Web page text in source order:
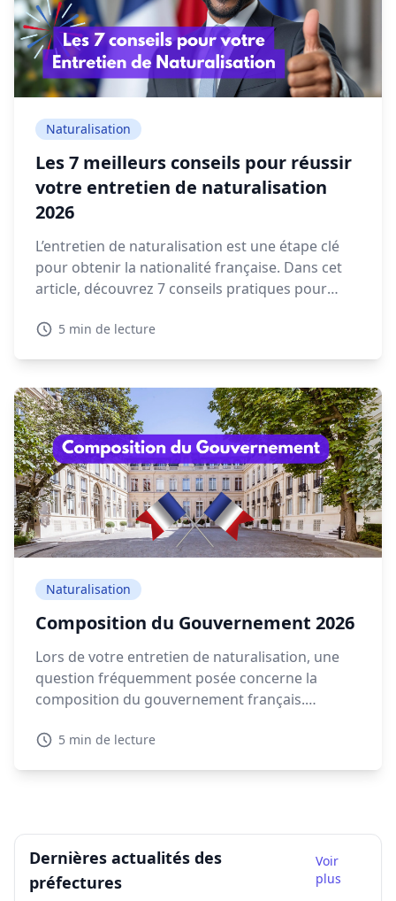
Naturalisation
Les 7 meilleurs conseils pour réussir
votre entretien de naturalisation
2026
L’entretien de naturalisation est une étape clé
pour obtenir la nationalité française. Dans cet
article, découvrez 7 conseils pratiques pour
répondre sereinement aux questions qui vous
5 min de lecture
Naturalisation
Composition du Gouvernement 2026
Lors de votre entretien de naturalisation, une
question fréquemment posée concerne la
composition du gouvernement français.
gouvernement actuelle en 2026 est essentiel
5 min de lecture
Dernières actualités des
préfectures
Voir
plus